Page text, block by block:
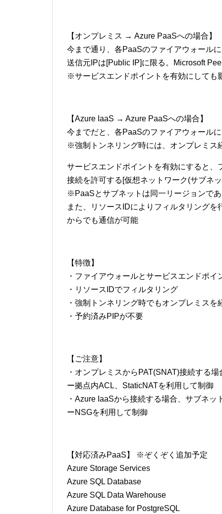
【オンプレミス → Azure PaaSへの場合】
今まで通り、各PaaSのファイアウォール
送信元IPは[Public IP]に限る。Microsoft
※サービスエンドポイントを有効にしても
【Azure IaaS → Azure PaaSへの場合】
今までだと、各PaaSのファイアウォール
※強制トンネリング時には、オンプレミス
サービスエンドポイントを有効にすると、
接続を許可する[仮想ネットワーク(サブネ
※PaaSとサブネットは同一リージョンで
また、リソースIDによりフィルタリング
からでも通信が可能
【特徴】
・ファイアウォールとサービスエンドポイ
・リソースIDでフィルタリング
・強制トンネリング時でもオンプレミスを
・予約済みPIPが不要
【ご注意】
・オンプレミスからPAT(SNAT)接続する
ー拠点内ACL、StaticNATを利用して制御
・Azure IaaSから接続する場合、サブネ
ーNSGを利用して制御
【対応済みPaaS】 ※ぞくぞく追加予定
Azure Storage Services
Azure SQL Database
Azure SQL Data Warehouse
Azure Database for PostgreSQL